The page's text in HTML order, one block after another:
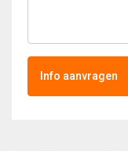
Info aanvragen